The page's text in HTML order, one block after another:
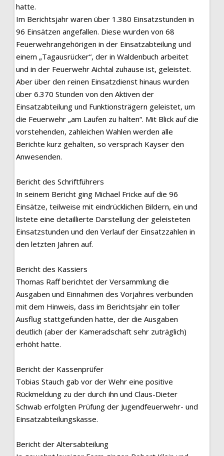
hatte.
Im Berichtsjahr waren über 1.380 Einsatzstunden in
96 Einsätzen angefallen. Diese wurden von 68
Feuerwehrangehörigen in der Einsatzabteilung und
einem „Tagausrücker“, der in Waldenbuch arbeitet
und in der Feuerwehr Aichtal zuhause ist, geleistet.
Aber über den reinen Einsatzdienst hinaus wurden
über 6.370 Stunden von den Aktiven der
Einsatzabteilung und Funktionsträgern geleistet, um
die Feuerwehr „am Laufen zu halten“. Mit Blick auf die
vorstehenden, zahleichen Wahlen werden alle
Berichte kurz gehalten, so versprach Kayser den
Anwesenden.
Bericht des Schriftführers
In seinem Bericht ging Michael Fricke auf die 96
Einsätze, teilweise mit eindrücklichen Bildern, ein und
listete eine detaillierte Darstellung der geleisteten
Einsatzstunden und den Verlauf der Einsatzzahlen in
den letzten Jahren auf.
Bericht des Kassiers
Thomas Raff berichtet der Versammlung die
Ausgaben und Einnahmen des Vorjahres verbunden
mit dem Hinweis, dass im Berichtsjahr ein toller
Ausflug stattgefunden hatte, der die Ausgaben
deutlich (aber der Kameradschaft sehr zuträglich)
erhöht hatte.
Bericht der Kassenprüfer
Tobias Stauch gab vor der Wehr eine positive
Rückmeldung zu der durch ihn und Claus-Dieter
Schwab erfolgten Prüfung der Jugendfeuerwehr- und
Einsatzabteilungskasse.
Bericht der Altersabteilung